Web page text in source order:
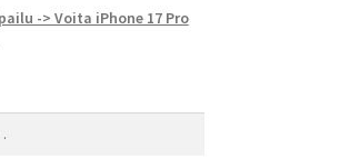
-> Voita iPhone 17 Pro